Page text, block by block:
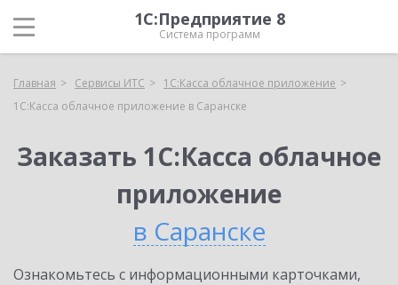
1С:Предприятие 8
Система программ
Главная Сервисы ИТС
1С:Касса облачное приложение
1С:Касса облачное приложение в Саранске
Заказать 1С:Касса облачное
приложение
в Саранске
Ознакомьтесь с информационными карточками,